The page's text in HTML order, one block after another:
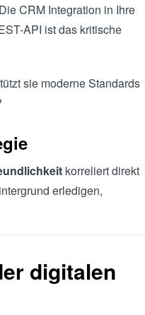
CRM Integration in Ihre
API ist das kritische
sie moderne Standards
korreliert direkt
erledigen,
digitalen